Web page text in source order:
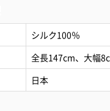
シルク100％
全長147cm、大幅
日本